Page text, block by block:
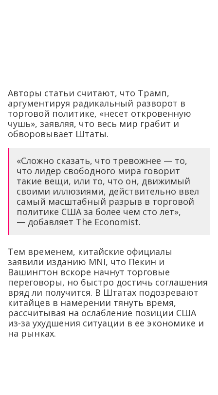
Авторы статьи считают, что Трамп,
аргументируя радикальный разворот в
торговой политике, «несет откровенную
чушь», заявляя, что весь мир грабит и
обворовывает Штаты.
«Сложно сказать, что тревожнее — то,
что лидер свободного мира говорит
такие вещи, или то, что он, движимый
своими иллюзиями, действительно ввел
самый масштабный разрыв в торговой
политике США за более чем сто лет»,
— добавляет The Economist.
Тем временем, китайские официалы
заявили изданию MNI, что Пекин и
Вашингтон вскоре начнут торговые
переговоры, но быстро достичь соглашения
вряд ли получится. В Штатах подозревают
китайцев в намерении тянуть время,
рассчитывая на ослабление позиции США
из-за ухудшения ситуации в ее экономике и
на рынках.